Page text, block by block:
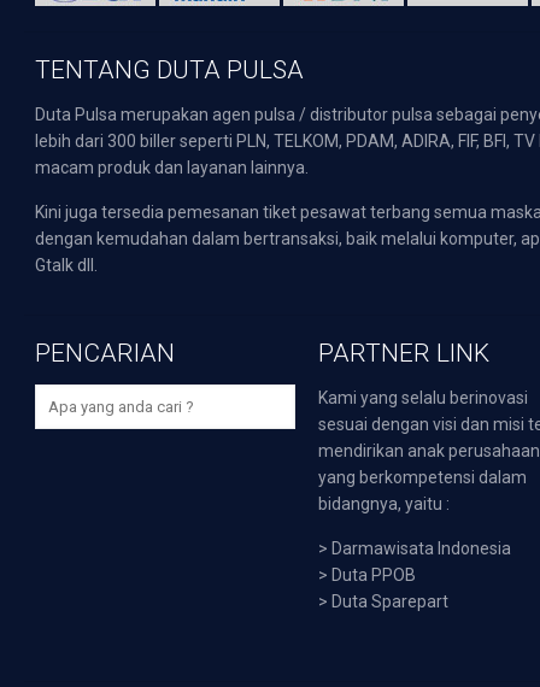
TENTANG DUTA PULSA
Duta Pulsa merupakan agen pulsa / distributor pulsa sebagai
lebih dari 300 biller seperti PLN, TELKOM, PDAM, ADIRA, FIF,
macam produk dan layanan lainnya.
Kini juga tersedia pemesanan tiket pesawat terbang semua
dengan kemudahan dalam bertransaksi, baik melalui komputer,
Gtalk dll.
PENCARIAN PARTNER LINK
Kami yang selalu berinovasi
sesuai dengan visi dan misi
mendirikan anak perusahaan
yang berkompetensi dalam
bidangnya, yaitu :
> Darmawisata Indonesia
> Duta PPOB
> Duta Sparepart